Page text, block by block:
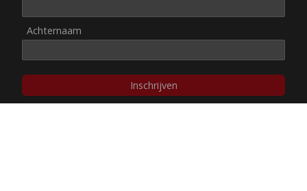
Achternaam
Inschrijven